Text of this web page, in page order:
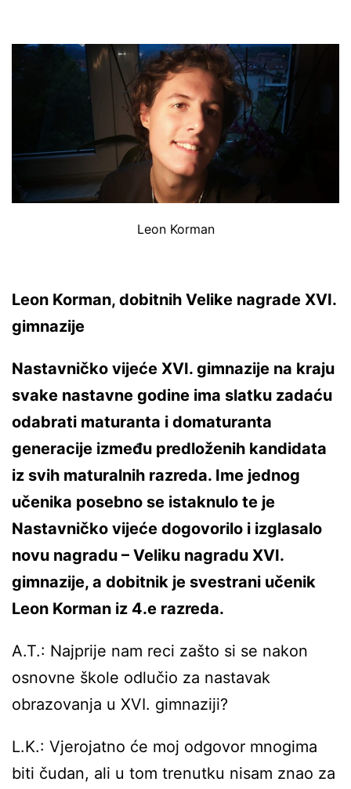
Leon Korman
Leon Korman, dobitnih Velike nagrade XVI.
gimnazije
Nastavničko vijeće XVI. gimnazije na kraju
svake nastavne godine ima slatku zadaću
odabrati maturanta i domaturanta
generacije između predloženih kandidata
iz svih maturalnih razreda. Ime jednog
učenika posebno se istaknulo te je
Nastavničko vijeće dogovorilo i izglasalo
novu nagradu – Veliku nagradu XVI.
gimnazije, a dobitnik je svestrani učenik
Leon Korman iz 4.e razreda.
A.T.: Najprije nam reci zašto si se nakon
osnovne škole odlučio za nastavak
obrazovanja u XVI. gimnaziji?
L.K.: Vjerojatno će moj odgovor mnogima
biti čudan, ali u tom trenutku nisam znao za